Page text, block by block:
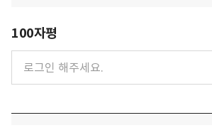
100자평